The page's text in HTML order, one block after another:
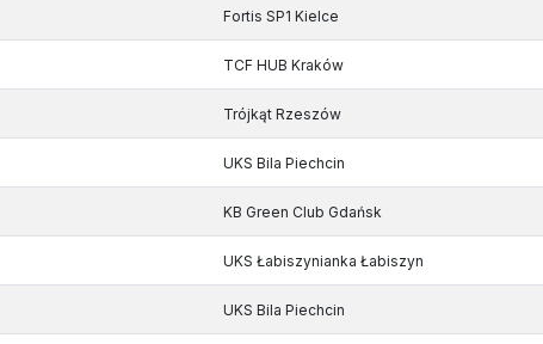
Fortis SP1 Kielce
TCF HUB Kraków
Trójkąt Rzeszów
UKS Bila Piechcin
KB Green Club Gdańsk
UKS Łabiszynianka Łabiszyn
UKS Bila Piechcin